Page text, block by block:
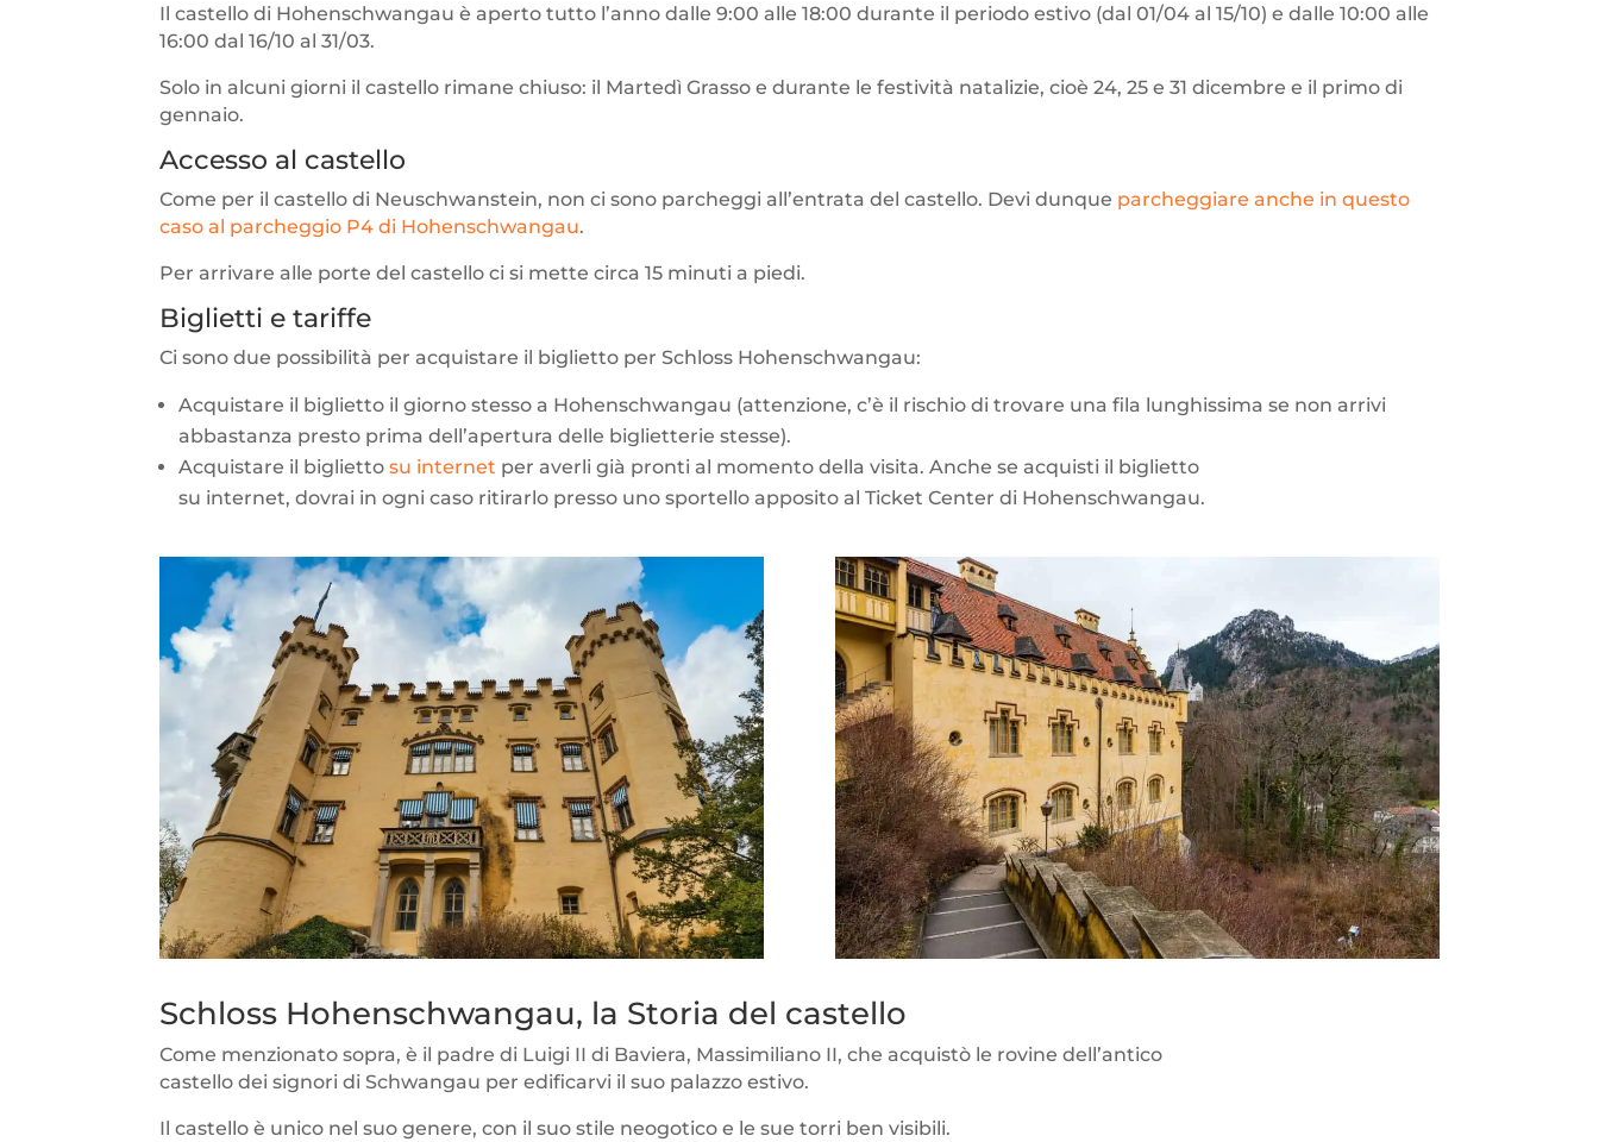
Il castello di Hohenschwangau è aperto tutto l’anno dalle 9:00 alle 18:00 durante il periodo estivo (dal 01/04 al 15/10) e dalle 10:00 alle
16:00 dal 16/10 al 31/03.
Solo in alcuni giorni il castello rimane chiuso: il Martedì Grasso e durante le festività natalizie, cioè 24, 25 e 31 dicembre e il primo di
gennaio.
Accesso al castello
Come per il castello di Neuschwanstein, non ci sono parcheggi all’entrata del castello. Devi dunque parcheggiare anche in questo
caso al parcheggio P4 di Hohenschwangau.
Per arrivare alle porte del castello ci si mette circa 15 minuti a piedi.
Biglietti e tariffe
Ci sono due possibilità per acquistare il biglietto per Schloss Hohenschwangau:
Acquistare il biglietto il giorno stesso a Hohenschwangau (attenzione, c’è il rischio di trovare una fila lunghissima se non arrivi
abbastanza presto prima dell’apertura delle biglietterie stesse).
Acquistare il bigliettosu internet per averli già pronti al momento della visita. Anche se acquisti il biglietto
su internet, dovrai in ogni caso ritirarlo presso uno sportello apposito al Ticket Center di Hohenschwangau.
Schloss Hohenschwangau, la Storia del castello
Come menzionato sopra, è il padre di Luigi II di Baviera, Massimiliano II, che acquistò le rovine dell’antico
castello dei signori di Schwangau per edificarvi il suo palazzo estivo.
Il castello è unico nel suo genere, con il suo stile neogotico e le sue torri ben visibili.